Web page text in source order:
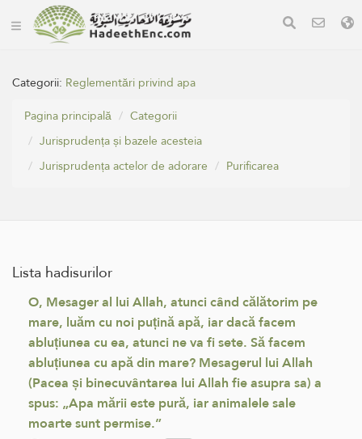
Categorii: Reglementări privind apa
Pagina principală
Categorii
Jurisprudența și bazele acesteia
Jurisprudența actelor de adorare
Purificarea
Lista hadisurilor
O, Mesager al lui Allah, atunci când călătorim pe
mare, luăm cu noi puțină apă, iar dacă facem
abluțiunea cu ea, atunci ne va fi sete. Să facem
abluțiunea cu apă din mare? Mesagerul lui Allah
(Pacea și binecuvântarea lui Allah fie asupra sa) a
spus: „Apa mării este pură, iar animalele sale
moarte sunt permise.”